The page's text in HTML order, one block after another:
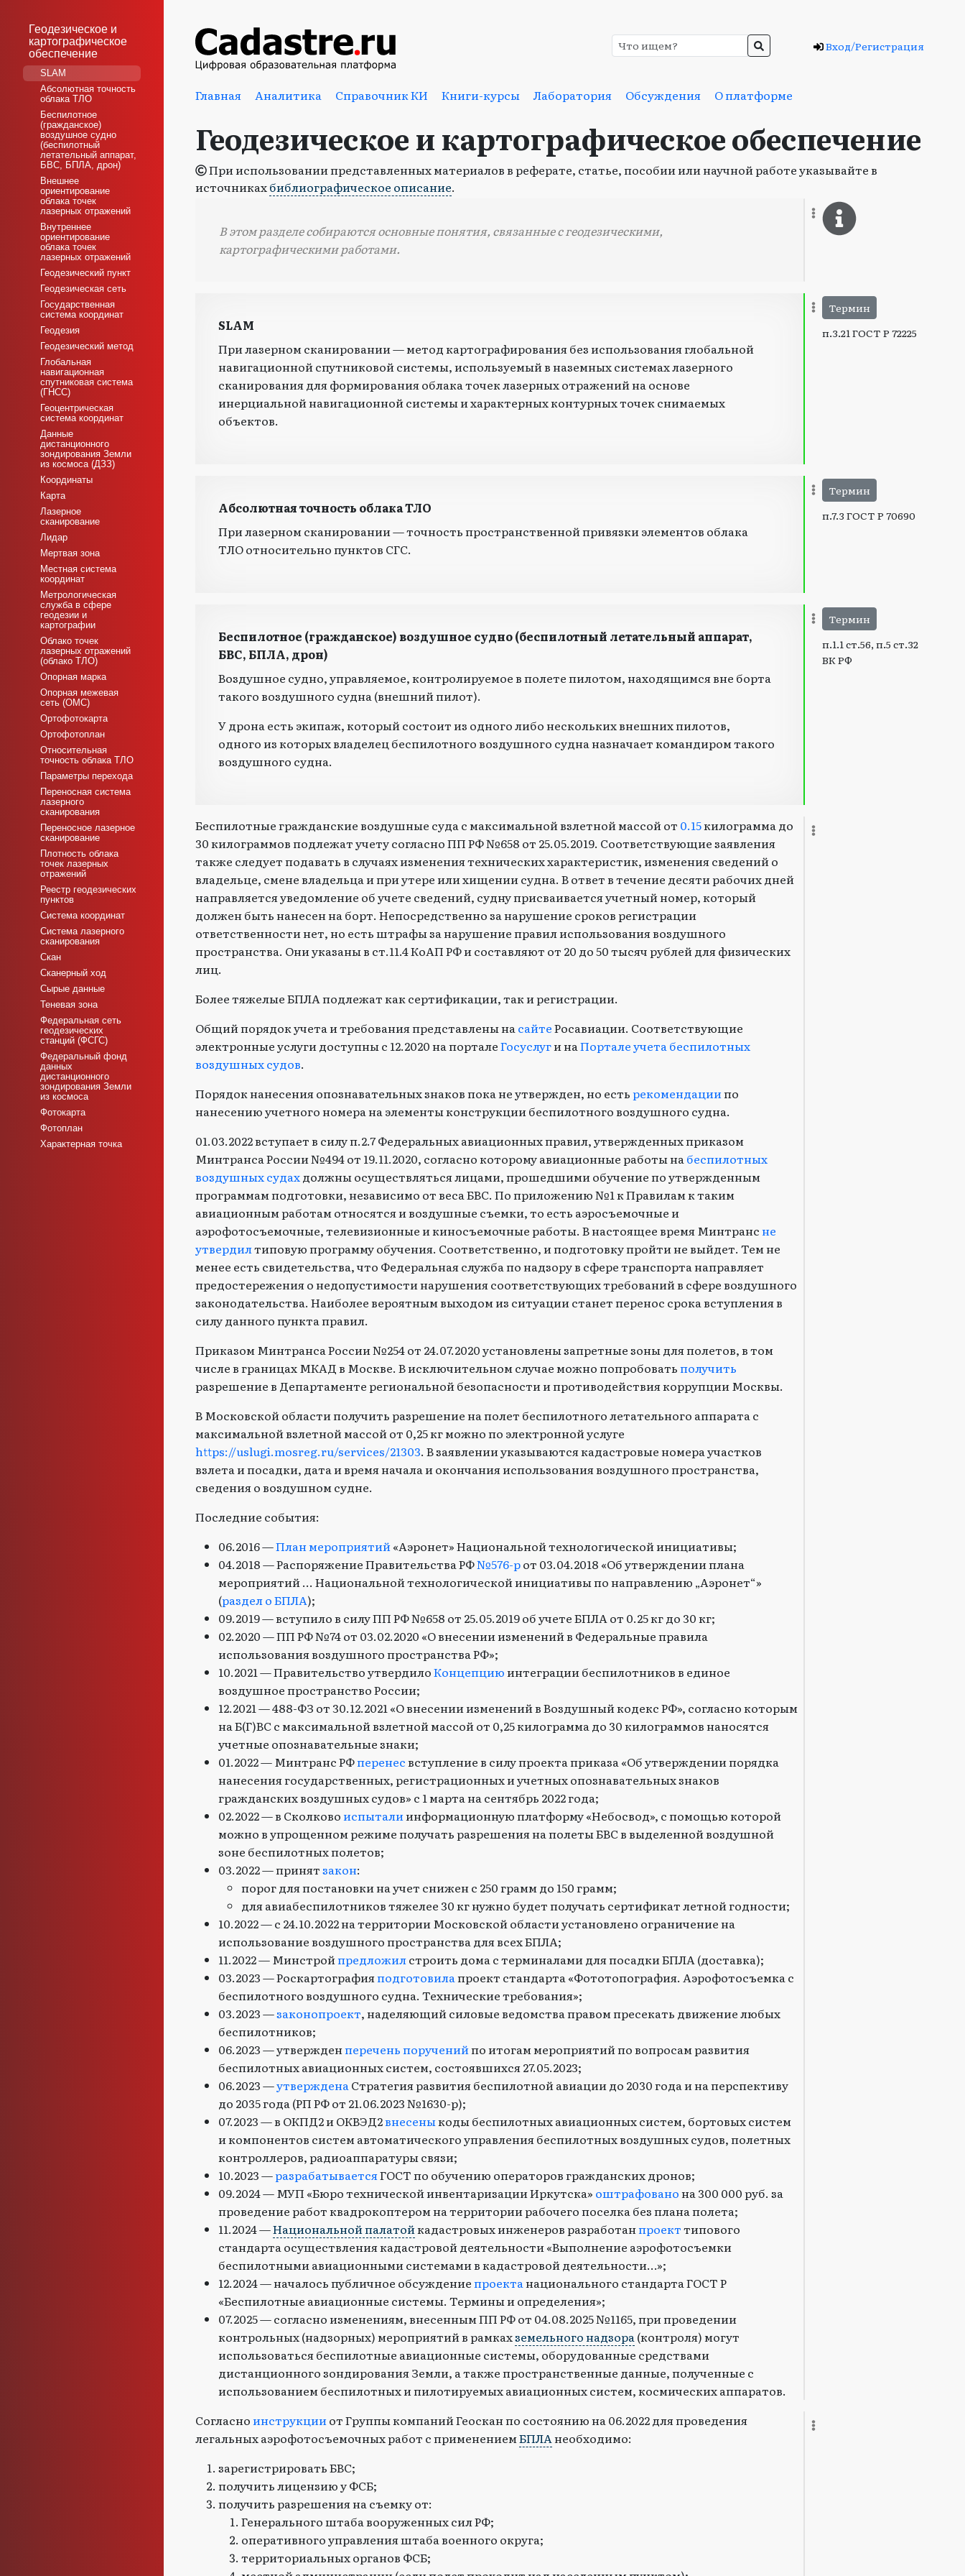
Вход/Регистрация
Главная Аналитика Справочник КИ Книги-курсы Лаборатория Обсуждения О платформе
Геодезическое и картографическое обеспечение
При использовании представленных материалов в реферате, статье, пособии или научной работе указывайте в
источникахбиблиографическое описание.
В этом разделе собираются основные понятия, связанные с геодезическими,
картографическими работами.
SLAM
При лазерном сканировании — метод картографирования без использования глобальной
навигационной спутниковой системы, используемый в наземных системах лазерного
сканирования для формирования облака точек лазерных отражений на основе
инерциальной навигационной системы и характерных контурных точек снимаемых
объектов.
Термин
п.3.21 ГОСТ Р 72225
Абсолютная точность облака ТЛО
При лазерном сканировании — точность пространственной привязки элементов облака
ТЛО относительно пунктов СГС.
Термин
п.7.3 ГОСТ Р 70690
Беспилотное (гражданское) воздушное судно (беспилотный летательный аппарат,
БВС, БПЛА, дрон)
Воздушное судно, управляемое, контролируемое в полете пилотом, находящимся вне борта
такого воздушного судна (внешний пилот).
У дрона есть экипаж, который состоит из одного либо нескольких внешних пилотов,
одного из которых владелец беспилотного воздушного судна назначает командиром такого
воздушного судна.
Термин
п.1.1 ст.56, п.5 ст.32
ВК РФ
Беспилотные гражданские воздушные суда с максимальной взлетной массой от 0.15килограмма до
30 килограммов подлежат учету согласно ПП РФ №658 от 25.05.2019. Соответствующие заявления
также следует подавать в случаях изменения технических характеристик, изменения сведений о
владельце, смене владельца и при утере или хищении судна. В ответ в течение десяти рабочих дней
направляется уведомление об учете сведений, судну присваивается учетный номер, который
должен быть нанесен на борт. Непосредственно за нарушение сроков регистрации
ответственности нет, но есть штрафы за нарушение правил использования воздушного
пространства. Они указаны в ст.11.4 КоАП РФ и составляют от 20 до 50 тысяч рублей для физических
лиц.
Более тяжелые БПЛА подлежат как сертификации, так и регистрации.
Общий порядок учета и требования представлены насайтеРосавиации. Соответствующие
электронные услуги доступны с 12.2020 на порталеГосуслуги наПортале учета беспилотных
воздушных судов.
Порядок нанесения опознавательных знаков пока не утвержден, но естьрекомендациипо
нанесению учетного номера на элементы конструкции беспилотного воздушного судна.
01.03.2022 вступает в силу п.2.7 Федеральных авиационных правил, утвержденных приказом
Минтранса России №494 от 19.11.2020, согласно которому авиационные работы набеспилотных
воздушных судахдолжны осуществляться лицами, прошедшими обучение по утвержденным
программам подготовки, независимо от веса БВС. По приложению №1 к Правилам к таким
авиационным работам относятся и воздушные съемки, то есть аэросъемочные и
аэрофотосъемочные, телевизионные и киносъемочные работы. В настоящее время Минтрансне
утвердилтиповую программу обучения. Соответственно, и подготовку пройти не выйдет. Тем не
менее есть свидетельства, что Федеральная служба по надзору в сфере транспорта направляет
предостережения о недопустимости нарушения соответствующих требований в сфере воздушного
законодательства. Наиболее вероятным выходом из ситуации станет перенос срока вступления в
силу данного пункта правил.
Приказом Минтранса России №254 от 24.07.2020 установлены запретные зоны для полетов, в том
числе в границах МКАД в Москве. В исключительном случае можно попробоватьполучить
разрешение в Департаменте региональной безопасности и противодействия коррупции Москвы.
В Московской области получить разрешение на полет беспилотного летательного аппарата с
максимальной взлетной массой от 0,25 кг можно по электронной услуге
https://uslugi.mosreg.ru/services/21303. В заявлении указываются кадастровые номера участков
взлета и посадки, дата и время начала и окончания использования воздушного пространства,
сведения о воздушном судне.
Последние события:
06.2016 —План мероприятий«Аэронет» Национальной технологической инициативы;
04.2018 — Распоряжение Правительства РФ№576-рот 03.04.2018 «Об утверждении плана
мероприятий ... Национальной технологической инициативы по направлению „Аэронет“»
(раздел о БПЛА);
09.2019 — вступило в силу ПП РФ №658 от 25.05.2019 об учете БПЛА от 0.25 кг до 30 кг;
02.2020 — ПП РФ №74 от 03.02.2020 «О внесении изменений в Федеральные правила
использования воздушного пространства РФ»;
10.2021 — Правительство утвердилоКонцепциюинтеграции беспилотников в единое
воздушное пространство России;
12.2021 — 488-ФЗ от 30.12.2021 «О внесении изменений в Воздушный кодекс РФ», согласно которым
на Б(Г)ВС с максимальной взлетной массой от 0,25 килограмма до 30 килограммов наносятся
учетные опознавательные знаки;
01.2022 — Минтранс РФперенесвступление в силу проекта приказа «Об утверждении порядка
нанесения государственных, регистрационных и учетных опознавательных знаков
гражданских воздушных судов» с 1 марта на сентябрь 2022 года;
02.2022 — в Сколковоиспыталиинформационную платформу «Небосвод», с помощью которой
можно в упрощенном режиме получать разрешения на полеты БВС в выделенной воздушной
зоне беспилотных полетов;
03.2022 — принятзакон:
порог для постановки на учет снижен с 250 грамм до 150 грамм;
для авиабеспилотников тяжелее 30 кг нужно будет получать сертификат летной годности;
10.2022 — с 24.10.2022 на территории Московской области установлено ограничение на
использование воздушного пространства для всех БПЛА;
11.2022 — Минстройпредложилстроить дома с терминалами для посадки БПЛА (доставка);
03.2023 — Роскартографияподготовилапроект стандарта «Фототопография. Аэрофотосъемка с
беспилотного воздушного судна. Технические требования»;
03.2023 —законопроект, наделяющий силовые ведомства правом пресекать движение любых
беспилотников;
06.2023 — утвержденперечень порученийпо итогам мероприятий по вопросам развития
беспилотных авиационных систем, состоявшихся 27.05.2023;
06.2023 —утвержденаСтратегия развития беспилотной авиации до 2030 года и на перспективу
до 2035 года (РП РФ от 21.06.2023 №1630-р);
07.2023 — в ОКПД2 и ОКВЭД2внесеныкоды беспилотных авиационных систем, бортовых систем
и компонентов систем автоматического управления беспилотных воздушных судов, полетных
контроллеров, радиоаппаратуры связи;
10.2023 —разрабатываетсяГОСТ по обучению операторов гражданских дронов;
09.2024 — МУП «Бюро технической инвентаризации Иркутска» оштрафованона 300 000 руб. за
проведение работ квадрокоптером на территории рабочего поселка без плана полета;
11.2024 —Национальной палатойкадастровых инженеров разработанпроекттипового
стандарта осуществления кадастровой деятельности «Выполнение аэрофотосъемки
беспилотными авиационными системами в кадастровой деятельности…»;
12.2024 — началось публичное обсуждениепроектанационального стандарта ГОСТ Р
«Беспилотные авиационные системы. Термины и определения»;
07.2025 — согласно изменениям, внесенным ПП РФ от 04.08.2025 №1165, при проведении
контрольных (надзорных) мероприятий в рамкахземельного надзора(контроля) могут
использоваться беспилотные авиационные системы, оборудованные средствами
дистанционного зондирования Земли, а также пространственные данные, полученные с
использованием беспилотных и пилотируемых авиационных систем, космических аппаратов.
Согласноинструкцииот Группы компаний Геоскан по состоянию на 06.2022 для проведения
легальных аэрофотосъемочных работ с применениемБПЛАнеобходимо:
зарегистрировать БВС;
получить лицензию у ФСБ;
получить разрешения на съемку от:
Генерального штаба вооруженных сил РФ;
оперативного управления штаба военного округа;
территориальных органов ФСБ;
Геодезическое и
картографическое
обеспечение
SLAM
Абсолютная точность
облака ТЛО
Беспилотное
(гражданское)
воздушное судно
(беспилотный
летательный аппарат,
БВС, БПЛА, дрон)
Внешнее
ориентирование
облака точек
лазерных отражений
Внутреннее
ориентирование
облака точек
лазерных отражений
Геодезический пункт
Геодезическая сеть
Государственная
система координат
Геодезия
Геодезический метод
Глобальная
навигационная
спутниковая система
(ГНСС)
Геоцентрическая
система координат
Данные
дистанционного
зондирования Земли
из космоса (ДЗЗ)
Координаты
Карта
Лазерное
сканирование
Лидар
Мертвая зона
Местная система
координат
Метрологическая
служба в сфере
геодезии и
картографии
Облако точек
лазерных отражений
(облако ТЛО)
Опорная марка
Опорная межевая
сеть (ОМС)
Ортофотокарта
Ортофотоплан
Относительная
точность облака ТЛО
Параметры перехода
Переносная система
лазерного
сканирования
Переносное лазерное
сканирование
Плотность облака
точек лазерных
отражений
Реестр геодезических
пунктов
Система координат
Система лазерного
сканирования
Скан
Сканерный ход
Сырые данные
Теневая зона
Федеральная сеть
геодезических
станций (ФСГС)
Федеральный фонд
данных
дистанционного
зондирования Земли
из космоса
Фотокарта
Фотоплан
Характерная точка